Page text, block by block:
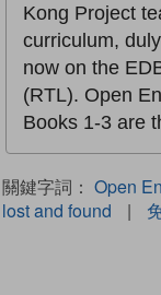
Kong Project
curriculum,
now on the
(RTL). Open
Books 1-3 are
關鍵字詞： Open
lost and found
|